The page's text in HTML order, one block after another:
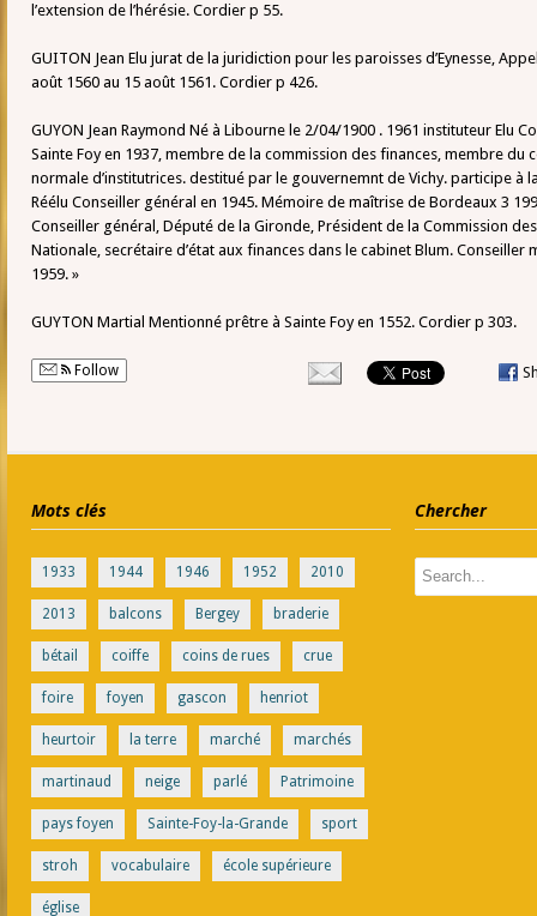
l’extension de l’hérésie. Cordier p 55.
GUITON Jean Elu jurat de la juridiction pour les paroisses d’Eynesse,
août 1560 au 15 août 1561. Cordier p 426.
GUYON Jean Raymond Né à Libourne le 2/04/1900 . 1961 instituteur Elu
Sainte Foy en 1937, membre de la commission des finances, membre du
normale d’institutrices. destitué par le gouvernemnt de Vichy. participe à
Réélu Conseiller général en 1945. Mémoire de maîtrise de Bordeaux 3
Conseiller général, Député de la Gironde, Président de la Commission des
Nationale, secrétaire d’état aux finances dans le cabinet Blum. Conseiller
1959. »
GUYTON Martial Mentionné prêtre à Sainte Foy en 1552. Cordier p 303.
Follow
Mots clés
1933 1944 1946 1952 2010
2013 balcons Bergey braderie
bétail coiffe coins de rues crue
foire foyen gascon henriot
heurtoir la terre marché marchés
martinaud neige parlé Patrimoine
pays foyen Sainte-Foy-la-Grande sport
stroh vocabulaire école supérieure
église
Chercher